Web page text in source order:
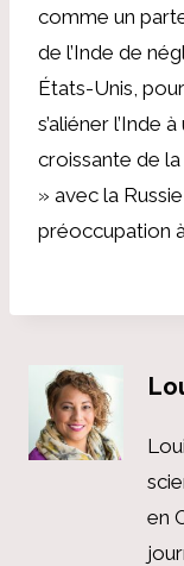
comme un
de l’Inde de
États-Unis,
s’aliéner l’Inde
croissante de
» avec la
préoccupation
en